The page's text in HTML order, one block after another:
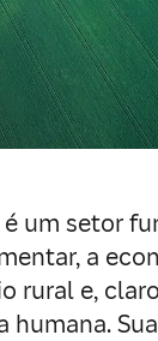
um setor
a
rural e,
humana.